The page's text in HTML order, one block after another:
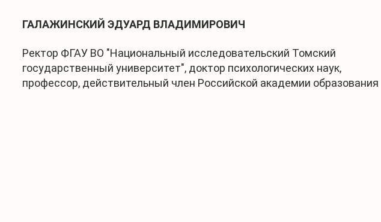
ГАЛАЖИНСКИЙ ЭДУАРД ВЛАДИМИРОВИЧ
Ректор ФГАУ ВО "Национальный исследовательский Томский
государственный университет", доктор психологических наук,
профессор, действительный член Российской академии образования